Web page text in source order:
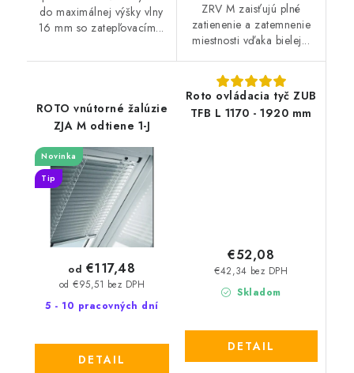
do maximálnej výšky vlny
16 mm so zatepľovacím...
ZRV M zaisťujú plné
zatienenie a zatemnenie
miestnosti vďaka bielej...
ROTO vnútorné žalúzie
ZJA M odtiene 1-J
Novinka
Tip
5 - 10 pracovných dní
od €95,51 bez DPH
od €117,48
DETAIL
Roto ovládacia tyč ZUB
TFB L 1170 - 1920 mm
Skladom
€42,34 bez DPH
€52,08
DETAIL